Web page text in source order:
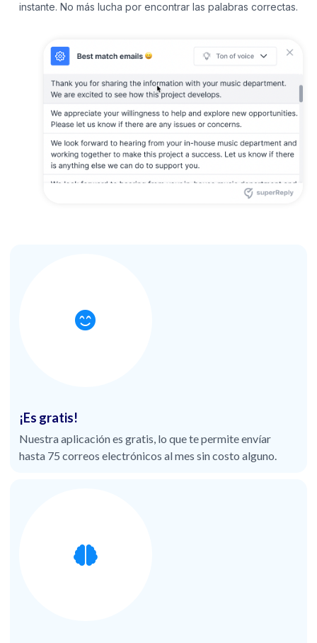
instante. No más lucha por encontrar las palabras correctas.
¡Es gratis!
Nuestra aplicación es gratis, lo que te permite envíar
hasta 75 correos electrónicos al mes sin costo alguno.